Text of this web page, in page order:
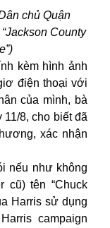
chủ Quận
County
kèm hình ảnh
điện thoại với
của mình, bà
11/8, cho biết đã
xác nhận
nếu như không
cũ) tên “Chuck
Harris sử dụng
campaign